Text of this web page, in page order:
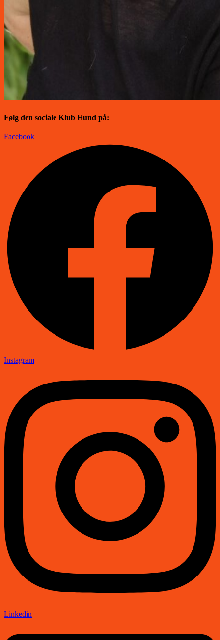
Følg den sociale Klub Hund på:
Facebook
Instagram
Linkedin